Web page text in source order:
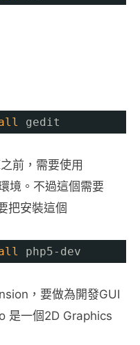
gedit
前，需要使用
境。不過這個需要
把安裝這個
php5-dev
，要做為開發GUI
是一個2D Graphics